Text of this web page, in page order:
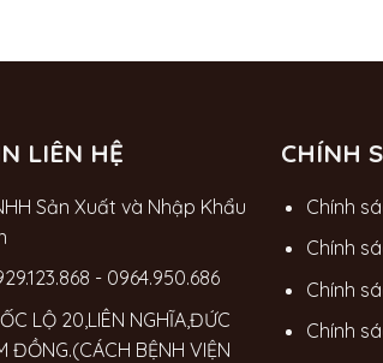
LIÊN HỆ
Sản Xuất và Nhập Khẩu
- 0964.950.686
LỘ 20,LIÊN NGHĨA,ĐỨC
ĐỒNG.(CÁCH BỆNH VIỆN
CHÍNH
Chính
Chính
Chính
Chính